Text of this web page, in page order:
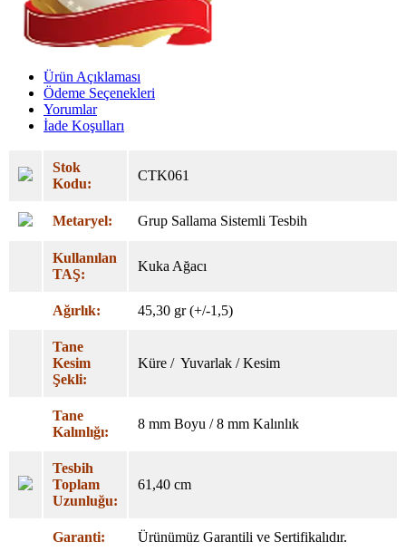
Ürün Açıklaması
Ödeme Seçenekleri
Yorumlar
İade Koşulları
Stok
Kodu:
CTK061
Metaryel: Grup Sallama Sistemli Tesbih
Kullanılan
TAŞ:
Kuka Ağacı
Ağırlık: 45,30 gr (+/-1,5)
Tane
Kesim
Şekli:
Küre / Yuvarlak / Kesim
Tane
Kalınlığı:
8 mm Boyu / 8 mm Kalınlık
Tesbih
Toplam
Uzunluğu:
61,40 cm
Garanti: Ürünümüz Garantili ve Sertifikalıdır.